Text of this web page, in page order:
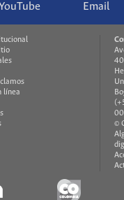
Email
línea
©